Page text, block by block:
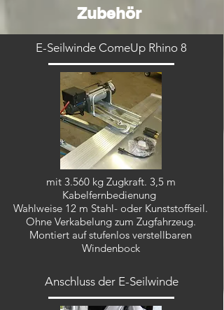
Zubehör
E-Seilwinde ComeUp Rhino 8
mit 3.560 kg Zugkraft. 3,5 m
Kabelfernbedienung
Wahlweise 12 m Stahl- oder Kunststoffseil.
Ohne Verkabelung zum Zugfahrzeug.
Montiert auf stufenlos verstellbaren
Windenbock
Anschluss der E-Seilwinde